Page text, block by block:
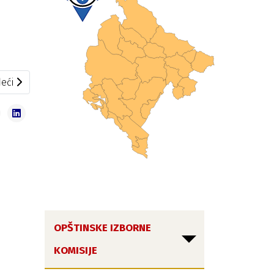
članak: Usvojena dva prigovora na rad OIK Šavnik
OPŠTINSKE IZBORNE
KOMISIJE